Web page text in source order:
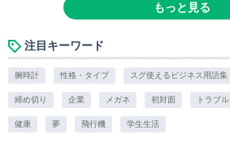
もっと見る
注目キーワード
腕時計 性格・タイプ スグ使えるビジネス用語集
締め切り 企業 メガネ 初対面 トラブル
健康 夢 飛行機 学生生活